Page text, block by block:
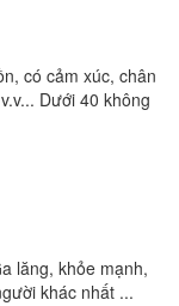
có cảm xúc, chân
Dưới 40 không
lăng, khỏe mạnh,
khác nhất ...